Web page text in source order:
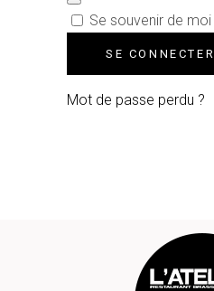
Se souvenir de moi
SE CONNECTER
Mot de passe perdu ?